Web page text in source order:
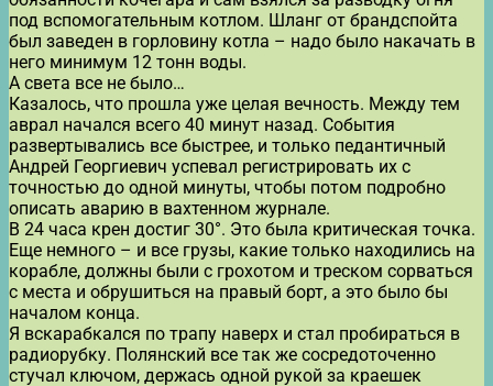
под вспомогательным котлом. Шланг от брандспойта
был заведен в горловину котла – надо было накачать в
него минимум 12 тонн воды.
А света все не было…
Казалось, что прошла уже целая вечность. Между тем
аврал начался всего 40 минут назад. События
развертывались все быстрее, и только педантичный
Андрей Георгиевич успевал регистрировать их с
точностью до одной минуты, чтобы потом подробно
описать аварию в вахтенном журнале.
В 24 часа крен достиг 30°. Это была критическая точка.
Еще немного – и все грузы, какие только находились на
корабле, должны были с грохотом и треском сорваться
с места и обрушиться на правый борт, а это было бы
началом конца.
Я вскарабкался по трапу наверх и стал пробираться в
радиорубку. Полянский все так же сосредоточенно
стучал ключом, держась одной рукой за краешек